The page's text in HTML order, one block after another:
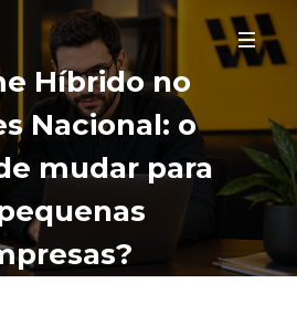
Híbrido no
Nacional: o
mudar para